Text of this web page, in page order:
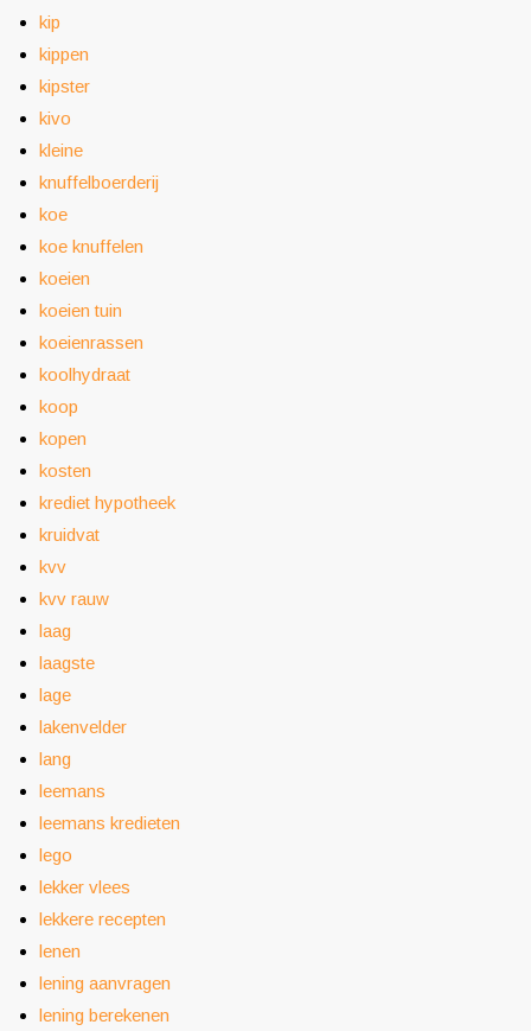
kip
kippen
kipster
kivo
kleine
knuffelboerderij
koe
koe knuffelen
koeien
koeien tuin
koeienrassen
koolhydraat
koop
kopen
kosten
krediet hypotheek
kruidvat
kvv
kvv rauw
laag
laagste
lage
lakenvelder
lang
leemans
leemans kredieten
lego
lekker vlees
lekkere recepten
lenen
lening aanvragen
lening berekenen